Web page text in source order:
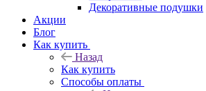
Декоративные подушки
Акции
Блог
Как купить
Назад
Как купить
Способы оплаты